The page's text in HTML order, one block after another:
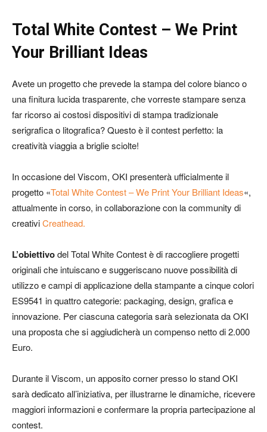
Total White Contest – We Print
Your Brilliant Ideas
Avete un progetto che prevede la stampa del colore bianco o
una finitura lucida trasparente, che vorreste stampare senza
far ricorso ai costosi dispositivi di stampa tradizionale
serigrafica o litografica? Questo è il contest perfetto: la
creatività viaggia a briglie sciolte!
In occasione del Viscom, OKI presenterà ufficialmente il
progetto «Total White Contest – We Print Your Brilliant Ideas«,
attualmente in corso, in collaborazione con la community di
creativiCreathead.
L’obiettivodel Total White Contest è di raccogliere progetti
originali che intuiscano e suggeriscano nuove possibilità di
utilizzo e campi di applicazione della stampante a cinque colori
ES9541 in quattro categorie: packaging, design, grafica e
innovazione. Per ciascuna categoria sarà selezionata da OKI
una proposta che si aggiudicherà un compenso netto di 2.000
Euro.
Durante il Viscom, un apposito corner presso lo stand OKI
sarà dedicato all’iniziativa, per illustrarne le dinamiche, ricevere
maggiori informazioni e confermare la propria partecipazione al
contest.